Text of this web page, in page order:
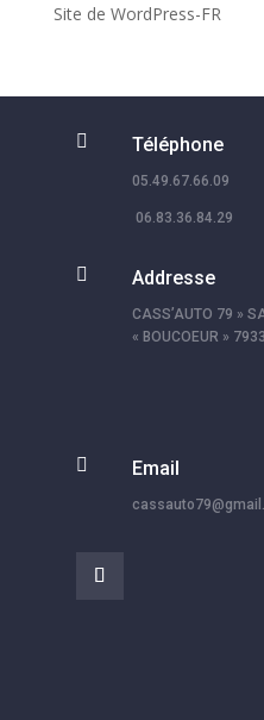
Site de WordPress-FR
 Téléphone
05.49.67.66.09
06.83.36.84.29
 Addresse
CASS’AUTO 79 »
« BOUCOEUR »
 Email